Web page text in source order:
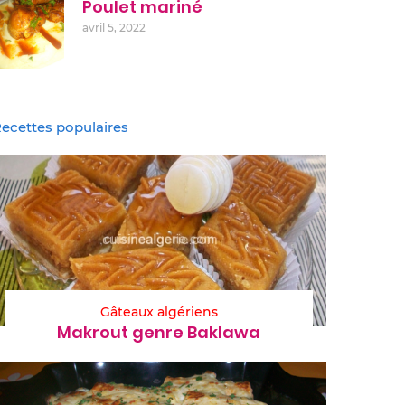
Poulet mariné
avril 5, 2022
populaires
Gâteaux algériens
Makrout genre Baklawa